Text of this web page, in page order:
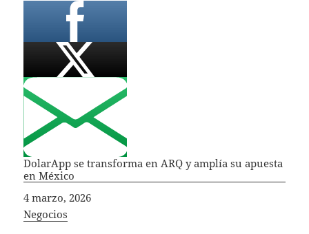
DolarApp se transforma en ARQ y amplía su apuesta
en México
Fecha
4 marzo, 2026
In relation to
Negocios